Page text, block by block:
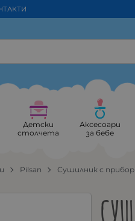
Детски
столчета
Аксесоари
за бебе
Pilsan Сушилник с